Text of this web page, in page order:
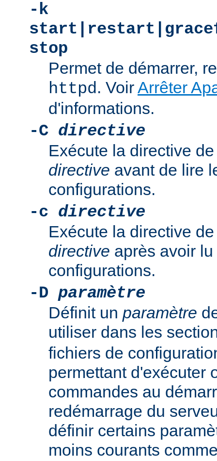
-k
stop
Permet de démarrer,
httpd. VoirArrêter
d'informations.
-C directive
Exécute la directive
directive avant de lire
configurations.
-c directive
Exécute la directive
directive après avoir
configurations.
-D paramètre
Définit un paramètre
utiliser dans les
fichiers de
permettant d'exécuter
commandes au
redémarrage du
définir certains
moins courants